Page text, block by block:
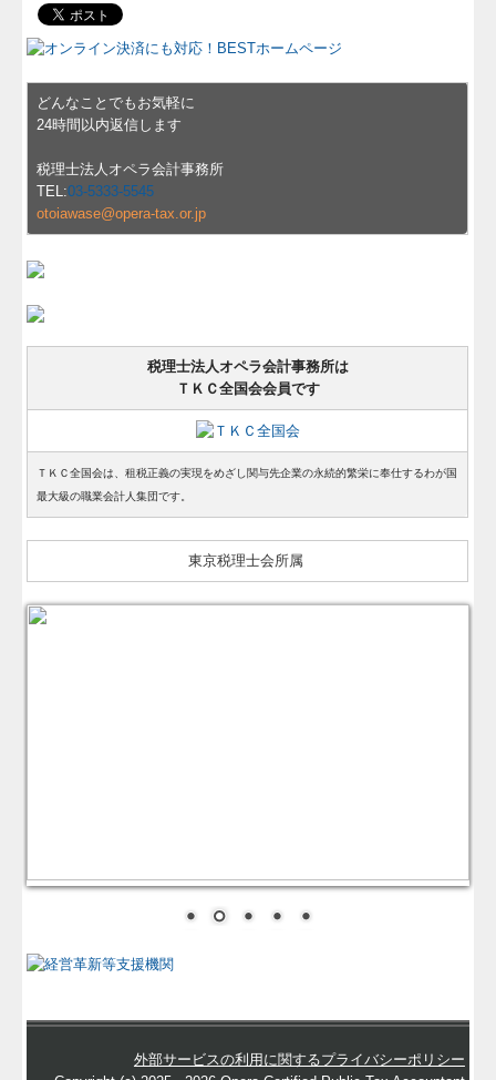
どんなことでもお気軽に
24時間以内返信します
税理士法人オペラ会計事務所
TEL:03-5333-5545
otoiawase@opera-tax.or.jp
税理士法人オペラ会計事務所は
ＴＫＣ全国会会員です
ＴＫＣ全国会は、租税正義の実現をめざし関与先企業の永続的繁栄に奉仕するわが国
最大級の職業会計人集団です。
東京税理士会所属
外部サービスの利用に関するプライバシーポリシー